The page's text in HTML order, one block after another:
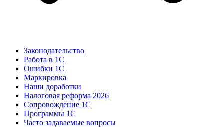
Законодательство
Работа в 1С
Ошибки 1С
Маркировка
Наши доработки
Налоговая реформа 2026
Сопровождение 1С
Программы 1С
Часто задаваемые вопросы